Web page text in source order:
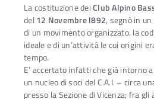
La costituzione deiClub Alpino
del 12 Novembre l892, segnò in un
di un movimento organizzato. la
ideale e di un’attività le cui origini
tempo.
E’ accertato infatti che già intorno
un nucleo di soci del C.A.I. – circa
presso la Sezione di Vicenza; fra gli